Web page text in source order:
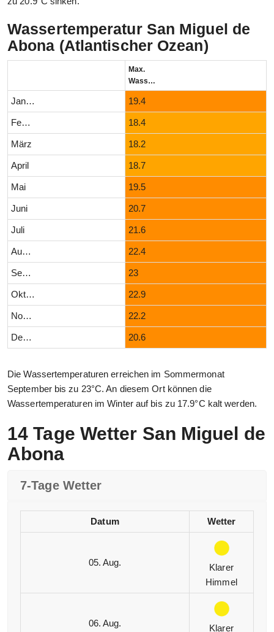
Wassertemperatur San Miguel de
Abona (Atlantischer Ozean)
Max.
Wassertemperatur (°C)
Januar 19.4
Februar 18.4
März 18.2
April 18.7
Mai 19.5
Juni 20.7
Juli 21.6
August 22.4
September 23
Oktober 22.9
November 22.2
Dezember 20.6
Die Wassertemperaturen erreichen im Sommermonat
September bis zu 23°C. An diesem Ort können die
Wassertemperaturen im Winter auf bis zu 17.9°C kalt werden.
14 Tage Wetter San Miguel de
Abona
7-Tage Wetter
Datum Wetter
05. Aug.
Klarer
Himmel
06. Aug.
Klarer